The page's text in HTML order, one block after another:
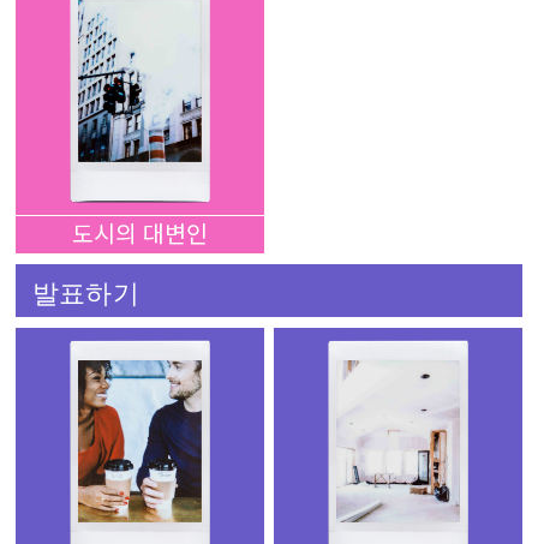
도시의 대변인
발표하기